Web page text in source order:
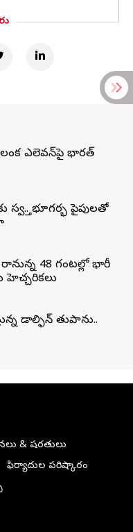
శ్రీలంక ఎలెవన్‌పై భారత్‌
స్వస్తి.. భూగర్భ పైపులతో
48 గంటల్లో భారీ
హెచ్చరికలు
డాల్ఫిన్‌ తుపాను..
& షరతులు
ఫిర్యాదుల పరిష్కారం